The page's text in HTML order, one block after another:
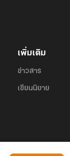
เพิ่มเติม
ข่าวสาร
เขียนนิยาย